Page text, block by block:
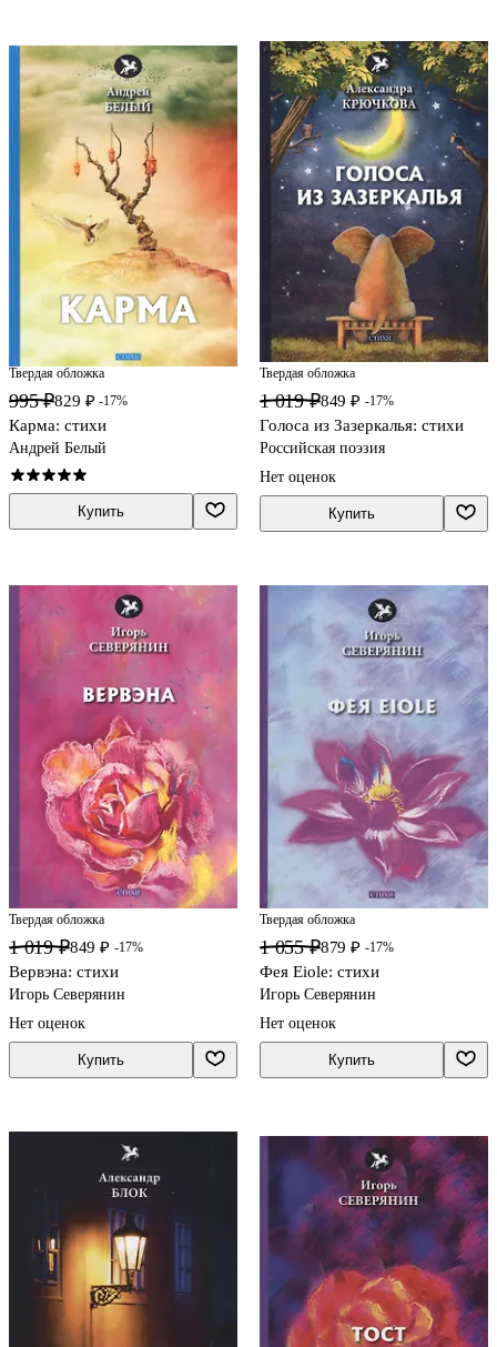
Твердая обложка
995 ₽829 ₽ -17%
Карма: стихи
Андрей Белый
Купить
Твердая обложка
1 019 ₽849 ₽ -17%
Голоса из Зазеркалья: стихи
Российская поэзия
Нет оценок
Купить
Твердая обложка
1 019 ₽849 ₽ -17%
Вервэна: стихи
Игорь Северянин
Нет оценок
Купить
Твердая обложка
1 055 ₽879 ₽ -17%
Фея Eiole: стихи
Игорь Северянин
Нет оценок
Купить